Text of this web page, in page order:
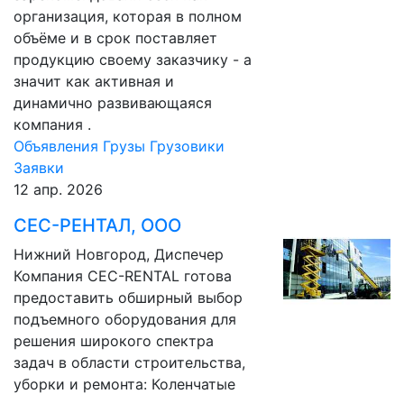
организация, которая в полном
объёме и в срок поставляет
продукцию своему заказчику - а
значит как активная и
динамично развивающаяся
компания .
Объявления Грузы Грузовики
Заявки
12 апр. 2026
СЕС-РЕНТАЛ, ООО
Нижний Новгород, Диспечер
Компания CEC-RENTAL готова
предоставить обширный выбор
подъемного оборудования для
решения широкого спектра
задач в области строительства,
уборки и ремонта: Коленчатые